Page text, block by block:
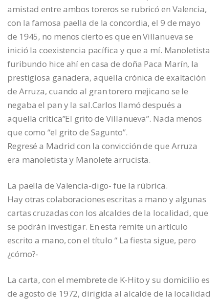
amistad entre ambos toreros se rubricó en Valencia,
con la famosa paella de la concordia, el 9 de mayo
de 1945, no menos cierto es que en Villanueva se
inició la coexistencia pacífica y que a mí. Manoletista
furibundo hice ahí en casa de doña Paca Marín, la
prestigiosa ganadera, aquella crónica de exaltación
de Arruza, cuando al gran torero mejicano se le
negaba el pan y la sal.Carlos llamó después a
aquella crítica”El grito de Villanueva”. Nada menos
que como “el grito de Sagunto”.
Regresé a Madrid con la convicción de que Arruza
era manoletista y Manolete arrucista.
La paella de Valencia-digo- fue la rúbrica.
Hay otras colaboraciones escritas a mano y algunas
cartas cruzadas con los alcaldes de la localidad, que
se podrán investigar. En esta remite un artículo
escrito a mano, con el título “ La fiesta sigue, pero
¿cómo?-
La carta, con el membrete de K-Hito y su domicilio es
de agosto de 1972, dirigida al alcalde de la localidad